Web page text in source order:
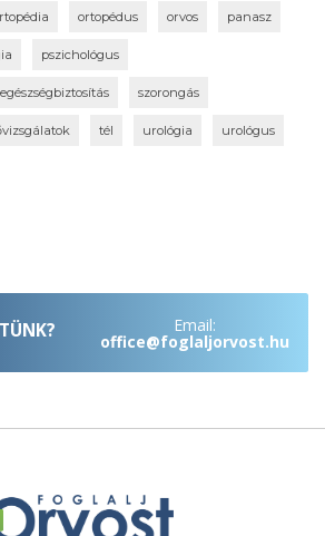
ortopédus orvos panasz
pszichológus
szorongás
tél urológia urológus
Email:
office@foglaljorvost.hu